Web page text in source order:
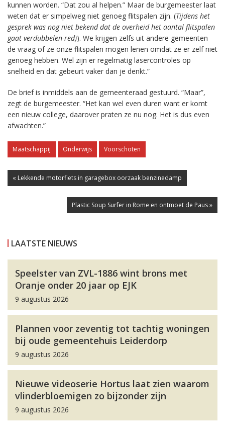
kunnen worden. “Dat zou al helpen.” Maar de burgemeester laat
weten dat er simpelweg niet genoeg flitspalen zijn. (Tijdens het
gesprek was nog niet bekend dat de overheid het aantal flitspalen
gaat verdubbelen-red)). We krijgen zelfs uit andere gemeenten
de vraag of ze onze flitspalen mogen lenen omdat ze er zelf niet
genoeg hebben. Wel zijn er regelmatig lasercontroles op
snelheid en dat gebeurt vaker dan je denkt.”
De brief is inmiddels aan de gemeenteraad gestuurd. “Maar”,
zegt de burgemeester. “Het kan wel even duren want er komt
een nieuw college, daarover praten ze nu nog. Het is dus even
afwachten.”
Maatschappij Onderwijs Voorschoten
« Lekkende motorfiets in garagebox oorzaak benzinedamp
Plastic Soup Surfer in Rome en ontmoet de Paus »
LAATSTE NIEUWS
Speelster van ZVL-1886 wint brons met
Oranje onder 20 jaar op EJK
9 augustus 2026
Plannen voor zeventig tot tachtig woningen
bij oude gemeentehuis Leiderdorp
9 augustus 2026
Nieuwe videoserie Hortus laat zien waarom
vlinderbloemigen zo bijzonder zijn
9 augustus 2026